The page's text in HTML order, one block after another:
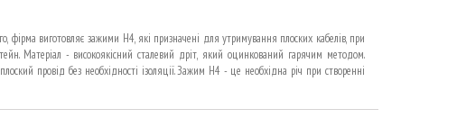
виготовляє зажими Н4, які призначені для утримування плоских кабелів, при
Матеріал - високоякісний сталевий дріт, який оцинкований гарячим методом.
провід без необхідності ізоляції. Зажим Н4 - це необхідна річ при створенні